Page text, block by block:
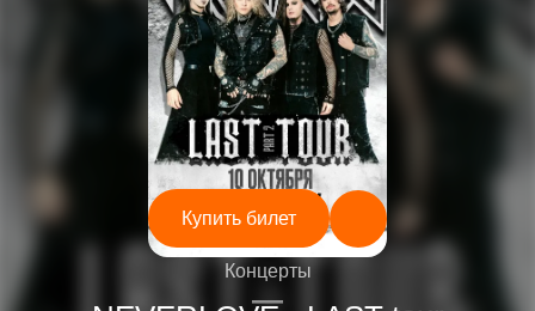
Концерты
Купить билет
—